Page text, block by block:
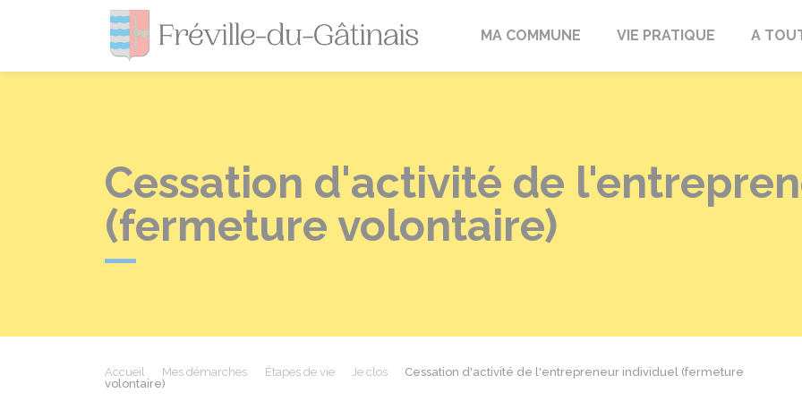
Fréville-du-Gâtinais
MA COMMUNE VIE PRATIQUE A
Cessation d'activité de
(fermeture volontaire)
Accueil Mes démarches Étapes de vie Je clos
Cessation d'activité de l'entrepreneur individuel (fermeture
volontaire)